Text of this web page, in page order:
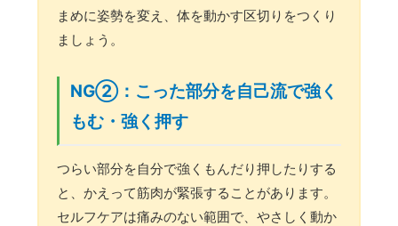
まめに姿勢を変え、体を動かす区切りをつくり
ましょう。
NG②：こった部分を自己流で強く
もむ・強く押す
つらい部分を自分で強くもんだり押したりする
と、かえって筋肉が緊張することがあります。
セルフケアは痛みのない範囲で、やさしく動か